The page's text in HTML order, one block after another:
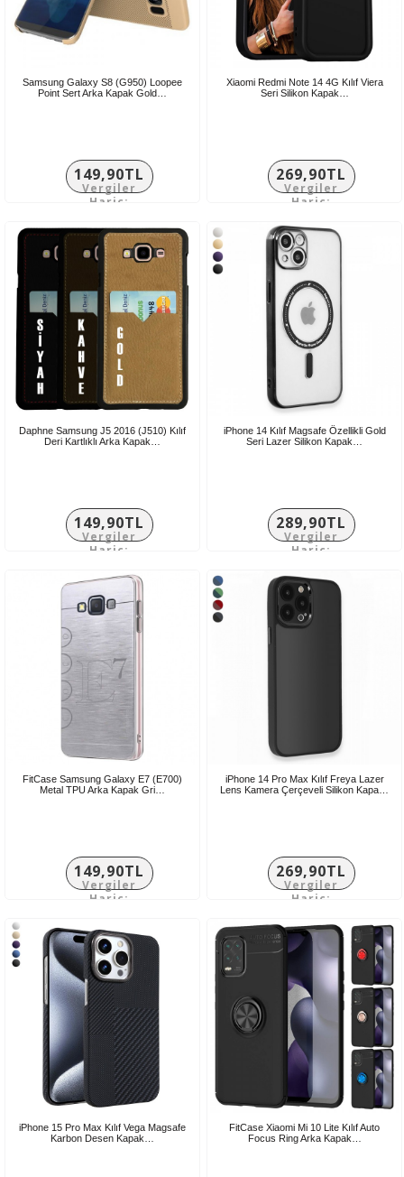
Samsung Galaxy S8 (G950) Loopee
Point Sert Arka Kapak Gold…
149,90TL
Vergiler
Hariç:
Xiaomi Redmi Note 14 4G Kılıf Viera
Seri Silikon Kapak…
269,90TL
Vergiler
Hariç:
Daphne Samsung J5 2016 (J510) Kılıf
Deri Kartlıklı Arka Kapak…
149,90TL
Vergiler
Hariç:
iPhone 14 Kılıf Magsafe Özellikli Gold
Seri Lazer Silikon Kapak…
289,90TL
Vergiler
Hariç:
FitCase Samsung Galaxy E7 (E700)
Metal TPU Arka Kapak Gri…
149,90TL
Vergiler
Hariç:
iPhone 14 Pro Max Kılıf Freya Lazer
Lens Kamera Çerçeveli Silikon Kapa…
269,90TL
Vergiler
Hariç:
iPhone 15 Pro Max Kılıf Vega Magsafe
Karbon Desen Kapak…
FitCase Xiaomi Mi 10 Lite Kılıf Auto
Focus Ring Arka Kapak…